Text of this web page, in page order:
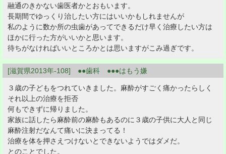
融通のきかない歯医者かとおもいます。
長期間でゆっくり治したい方にはいいかもしれませんが
私のように数か所の虫歯があってできるだけ早く治療したい方は
ほかに行った方がいいかと思います。
待ちがなければいいところかとは思いますがこみ過ぎです。
[滋賀県2013年-108] ●●歯科 ●●●はもう嫌
３歳の子どもをつれていきました。麻酔がすごく痛かったらしく
それ以上の治療を拒否
何もできずに帰りました。
家族に話したら麻酔前の麻酔もあるのに３歳の子供に大人と同じ
麻酔注射だなんて痛いに決まってる！
治療を体を押さえつけないとできないようではダメだ。
とのことでした。